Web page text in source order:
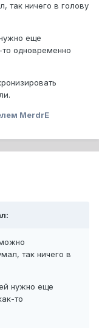
так ничего в голову
еще
одновременно
MerdrE
так ничего в
нужно еще
то